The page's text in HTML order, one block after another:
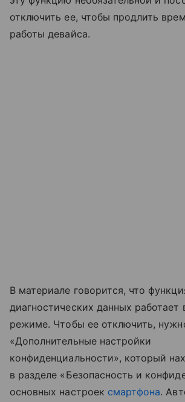
отключить ее, чтобы продлить
работы девайса.
В материале говорится, что
диагностических данных работает
режиме. Чтобы ее отключить,
«Дополнительные настройки
конфиденциальности», который
в разделе «Безопасность и
основных настроек смартфона.